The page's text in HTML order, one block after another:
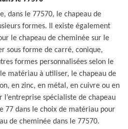
dans le 77570, le chapeau de
formes. Il existe également
le chapeau de cheminée sur le
sous forme de carré, conique,
formes personnalisées selon le
matériau à utiliser, le chapeau de
en zinc, en métal, en cuivre ou en
l’entreprise spécialiste de chapeau
77 dans le choix de matériau pour
de cheminée dans le 77570.